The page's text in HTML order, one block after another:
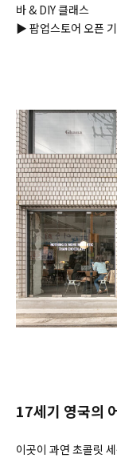
바 & DIY 클래스
▶ 팝업스토어 오픈
17세기 영국의
이곳이 과연 초콜릿